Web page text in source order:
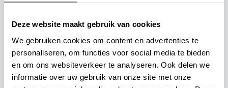
Deze website maakt gebruik van cookies
We gebruiken cookies om content en advertenties te
personaliseren, om functies voor social media te bieden
en om ons websiteverkeer te analyseren. Ook delen we
informatie over uw gebruik van onze site met onze
Fysiotherapie Tieberink
Boekelose Stoomblekerij 15, 7548ED,